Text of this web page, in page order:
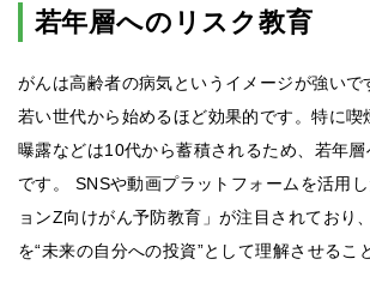
若年層へのリスク教育
がんは高齢者の病気というイメージが強いで
若い世代から始めるほど効果的です。特に喫
曝露などは10代から蓄積されるため、若年
です。 SNSや動画プラットフォームを活用
ョンZ向けがん予防教育」が注目されており
を“未来の自分への投資”として理解させるこ